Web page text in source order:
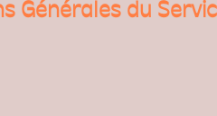
Générales du